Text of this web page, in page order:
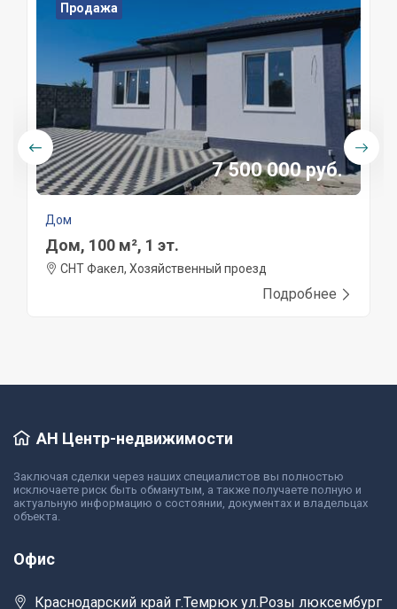
Продажа
7 500 000 руб.
Дом
Дом, 100 м², 1 эт.
СНТ Факел, Хозяйственный проезд
Подробнее
АН Центр-недвижимости
Заключая сделки через наших специалистов вы полностью
исключаете риск быть обманутым, а также получаете полную и
актуальную информацию о состоянии, документах и владельцах
объекта.
Офис
Краснодарский край г.Темрюк ул.Розы люксембург